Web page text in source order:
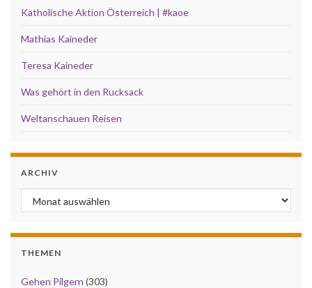
Katholische Aktion Österreich | #kaoe
Mathias Kaineder
Teresa Kaineder
Was gehört in den Rucksack
Weltanschauen Reisen
ARCHIV
Archiv
THEMEN
Gehen Pilgern (303)